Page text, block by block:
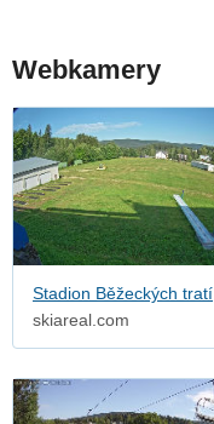
Webkamery
Stadion Běžeckých tratí
skiareal.com